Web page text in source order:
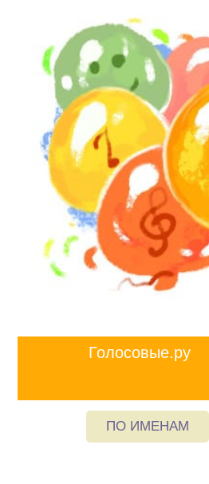
Голосовые.ру
ПО ИМЕНАМ